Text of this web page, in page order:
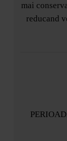
mai
reducand